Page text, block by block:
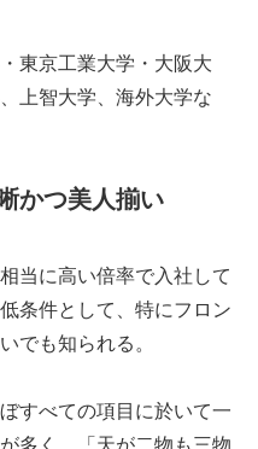
東京工業大学・大阪大
上智大学、海外大学な
かつ美人揃い
当に高い倍率で入社して
条件として、特にフロン
でも知られる。
すべての項目に於いて一
多く、「天が二物も三物